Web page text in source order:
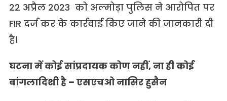
22 अप्रैल 2023 को अल्मोड़ा पुलिस ने आरोपित पर
FIR दर्ज कर के कार्रवाई किए जाने की जानकारी दी
है।
घटना में कोई सांप्रदायक कोण नहीं, ना ही कोई
बांगलादिशी है – एसएचओ नासिर हुसैन